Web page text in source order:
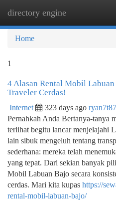
directory engine
Home
1
4 Alasan Rental Mobil
Traveler Cerdas!
Internet 323 days ago
Pernahkah Anda Bertanya-tanya
terlihat begitu lancar menjelajahi
lain sibuk mengeluh tentang
sederhana: mereka telah
yang tepat. Dari sekian banyak
Mobil Labuan Bajo secara
cerdas. Mari kita kupas https://
rental-mobil-labuan-bajo/